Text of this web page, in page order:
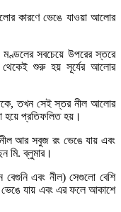
কারণে ভেঙে যাওয়া আলোর
সবচেয়ে উপরের স্তরে
থেকেই শুরু হয় সূর্যের আলোর
তখন সেই স্তর নীল আলোর
হয়ে প্রতিফলিত হয়।
আর সবুজ রং ভেঙে যায় এবং
মি. ব্লুমার।
এবং নীল) সেগুলো বেশি
ভেঙে যায় এবং এর ফলে আকাশে